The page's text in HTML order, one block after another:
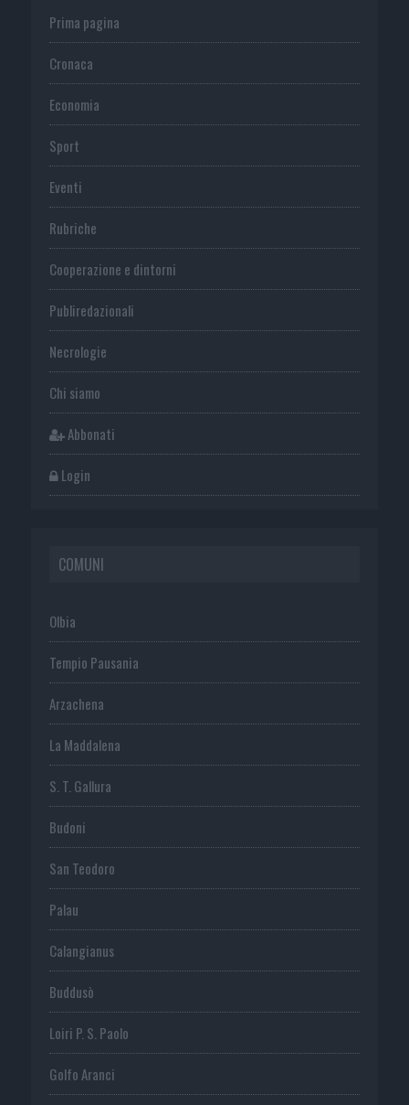
Prima pagina
Cronaca
Economia
Sport
Eventi
Rubriche
Cooperazione e dintorni
Publiredazionali
Necrologie
Chi siamo
Abbonati
Login
COMUNI
Olbia
Tempio Pausania
Arzachena
La Maddalena
S. T. Gallura
Budoni
San Teodoro
Palau
Calangianus
Buddusò
Loiri P. S. Paolo
Golfo Aranci